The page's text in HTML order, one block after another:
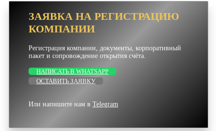
ЗАЯВКА НА РЕГИСТРАЦИЮ
КОМПАНИИ
Регистрация компании, документы, корпоративный
пакет и сопровождение открытия счёта.
НАПИСАТЬ В WHATSAPP
ОСТАВИТЬ ЗАЯВКУ
Или напишите нам в Telegram